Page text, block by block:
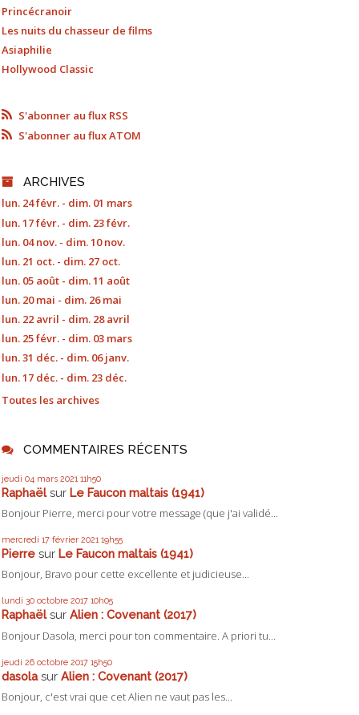
Princécranoir
Les nuits du chasseur de films
Asiaphilie
Hollywood Classic
S'abonner au flux RSS
S'abonner au flux ATOM
ARCHIVES
lun. 24 févr. - dim. 01 mars
lun. 17 févr. - dim. 23 févr.
lun. 04 nov. - dim. 10 nov.
lun. 21 oct. - dim. 27 oct.
lun. 05 août - dim. 11 août
lun. 20 mai - dim. 26 mai
lun. 22 avril - dim. 28 avril
lun. 25 févr. - dim. 03 mars
lun. 31 déc. - dim. 06 janv.
lun. 17 déc. - dim. 23 déc.
Toutes les archives
COMMENTAIRES RÉCENTS
jeudi 04 mars 2021 11h50
Raphaëlsur Le Faucon maltais (1941)
Bonjour Pierre, merci pour votre message (que j'ai validé...
mercredi 17 février 2021 19h55
Pierre sur Le Faucon maltais (1941)
Bonjour, Bravo pour cette excellente et judicieuse...
lundi 30 octobre 2017 10h05
Raphaëlsur Alien : Covenant (2017)
Bonjour Dasola, merci pour ton commentaire. A priori tu...
jeudi 26 octobre 2017 15h50
dasolasur Alien : Covenant (2017)
Bonjour, c'est vrai que cet Alien ne vaut pas les...